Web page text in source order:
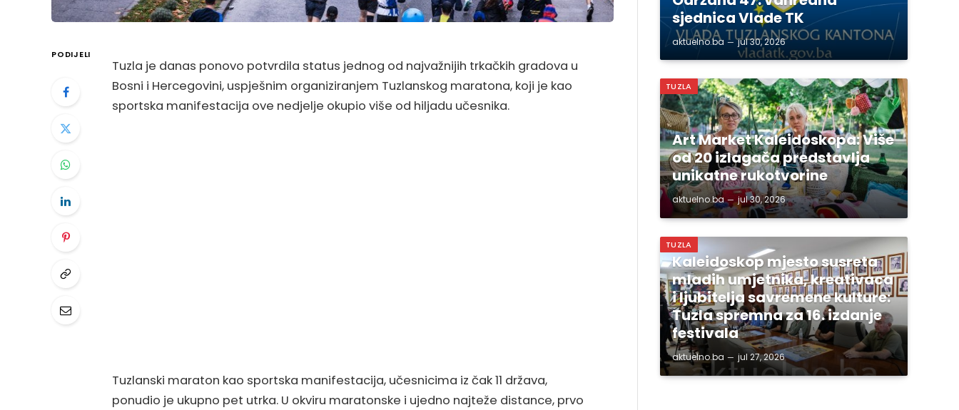
PODIJELI
Tuzla je danas ponovo potvrdila status jednog od najvažnijih trkačkih gradova u
Bosni i Hercegovini, uspješnim organiziranjem Tuzlanskog maratona, koji je kao
sportska manifestacija ove nedjelje okupio više od hiljadu učesnika.
Tuzlanski maraton kao sportska manifestacija, učesnicima iz čak 11 država,
ponudio je ukupno pet utrka. U okviru maratonske i ujedno najteže distance, prvo
sjednica Vlade TK
aktuelno.ba jul 30, 2026
TUZLA
Art Market Kaleidoskopa: Više
od 20 izlagača predstavlja
unikatne rukotvorine
aktuelno.ba jul 30, 2026
TUZLA
Kaleidoskop mjesto susreta
mladih umjetnika, kreativaca
i ljubitelja savremene kulture:
Tuzla spremna za 16. izdanje
festivala
aktuelno.ba jul 27, 2026